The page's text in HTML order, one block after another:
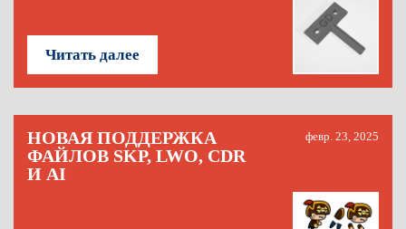
Читать далее
НОВАЯ ПОДДЕРЖКА
ФАЙЛОВ SKP, LWO, CDR
И AI
февр. 23, 2025